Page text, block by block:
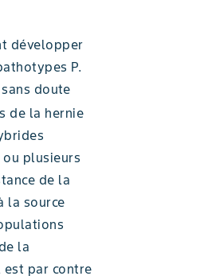
développer
P.
doute
de la hernie
plusieurs
de la
la source
la
est par contre